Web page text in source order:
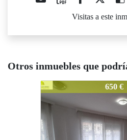
Visitas a este
Otros inmuebles que
1796-1796
650 €
1796-1796